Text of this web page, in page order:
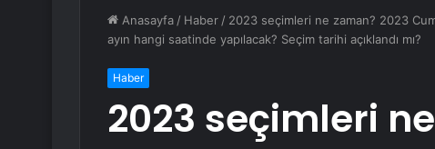
Anasayfa / Haber / 2023 seçimleri ne zaman? 2023
ayın hangi saatinde yapılacak? Seçim tarihi açıklandı mı?
Haber
2023 seçimleri